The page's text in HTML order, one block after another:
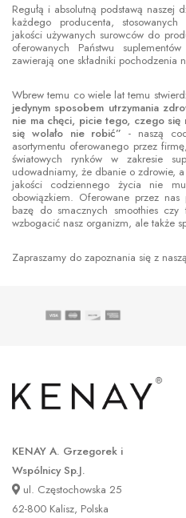
Regułą i absolutną podstawą naszej
każdego producenta,
jakości używanych surowców do
oferowanych Państwu
zawierają one składniki pochodzenia
Wbrew temu co wiele lat temu
jedynym sposobem utrzymania
nie ma chęci, picie tego, czego
się wolało nie robić”- naszą
asortymentu oferowanego przez
światowych rynków w zakresie
udowadniamy, że dbanie o zdrowie,
jakości codziennego życia nie
obowiązkiem. Oferowane przez nas
bazę do smacznych smoothies
wzbogacić nasz organizm, ale także
Zapraszamy do zapoznania się z
KENAY A. Grzegorek i
Wspólnicy Sp.J.
ul. Częstochowska 25
62-800 Kalisz, Polska